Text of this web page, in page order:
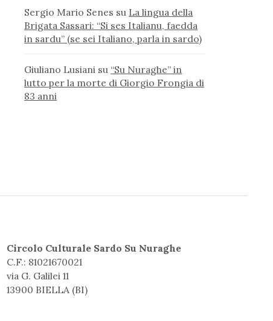
Sergio Mario Senes su La lingua della
Brigata Sassari: “Si ses Italianu, faedda
in sardu” (se sei Italiano, parla in sardo)
Giuliano Lusiani su “Su Nuraghe” in
lutto per la morte di Giorgio Frongia di
83 anni
Circolo Culturale Sardo Su Nuraghe
C.F.: 81021670021
via G. Galilei 11
13900 BIELLA (BI)